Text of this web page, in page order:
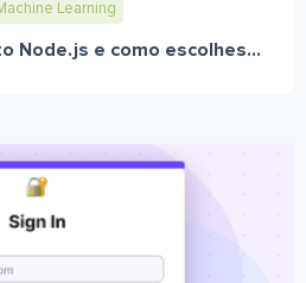
Learning
Node.js e como escolhes...